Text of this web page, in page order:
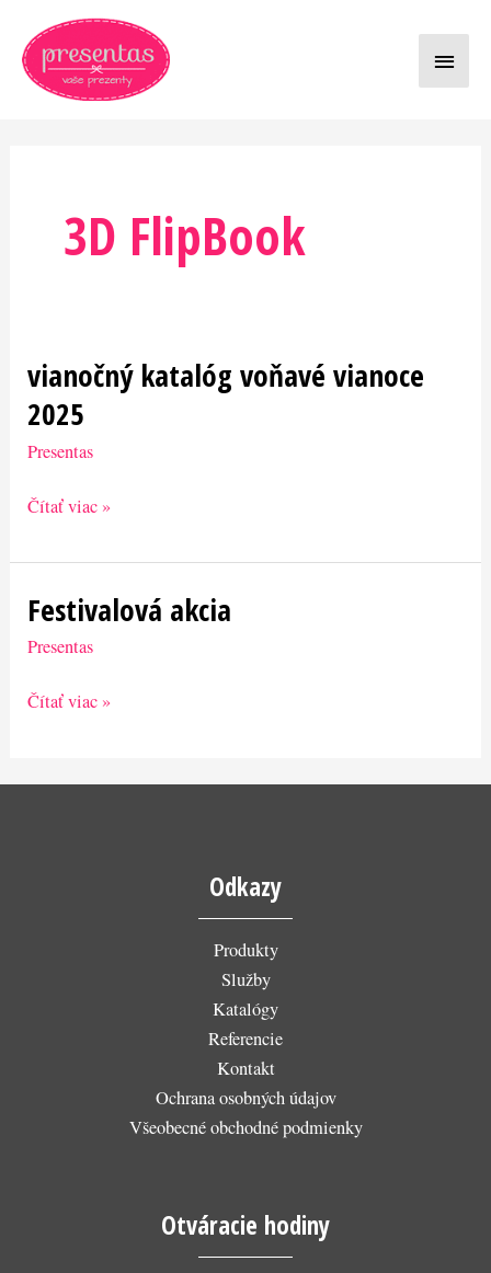
obsah
Menu
3D FlipBook
vianočný katalóg voňavé vianoce
2025
Presentas
vianočný
katalóg
voňavé
vianoce
Čítať viac »
Festivalová akcia
Presentas
Festivalová
Čítať viac »
Odkazy
Produkty
Služby
Katalógy
Referencie
Kontakt
Ochrana osobných údajov
Všeobecné obchodné podmienky
Otváracie hodiny